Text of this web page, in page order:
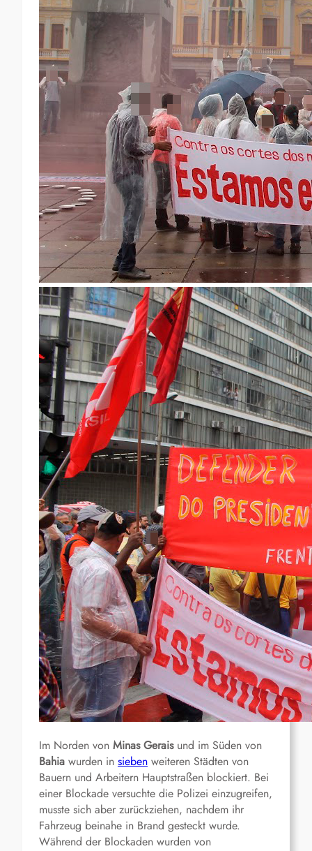
Im Norden von Minas Geraisund im Süden von
Bahia wurden in sieben weiteren Städten von
Bauern und Arbeitern Hauptstraßen blockiert. Bei
einer Blockade versuchte die Polizei einzugreifen,
musste sich aber zurückziehen, nachdem ihr
Fahrzeug beinahe in Brand gesteckt wurde.
Während der Blockaden wurden von